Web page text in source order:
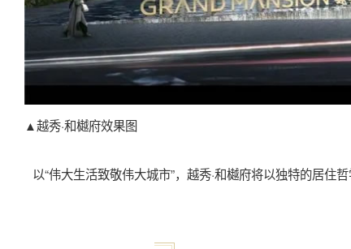
▲越秀·和樾府效果图
以“伟大生活致敬伟大城市”，越秀·和樾府将以独特的居住